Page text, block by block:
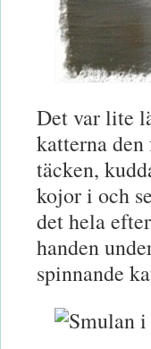
Det var lite
katterna den
täcken,
kojor i och
det hela
handen
spinnande